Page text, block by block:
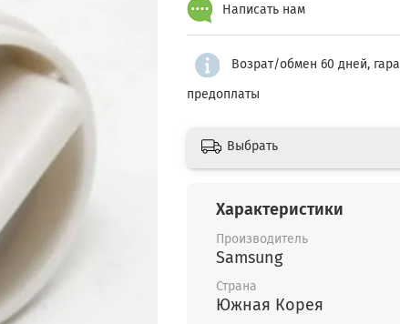
Написать нам
Возрат/обмен 60 дней,
предоплаты
Выбрать
Характеристики
Производитель
Samsung
Страна
Южная Корея